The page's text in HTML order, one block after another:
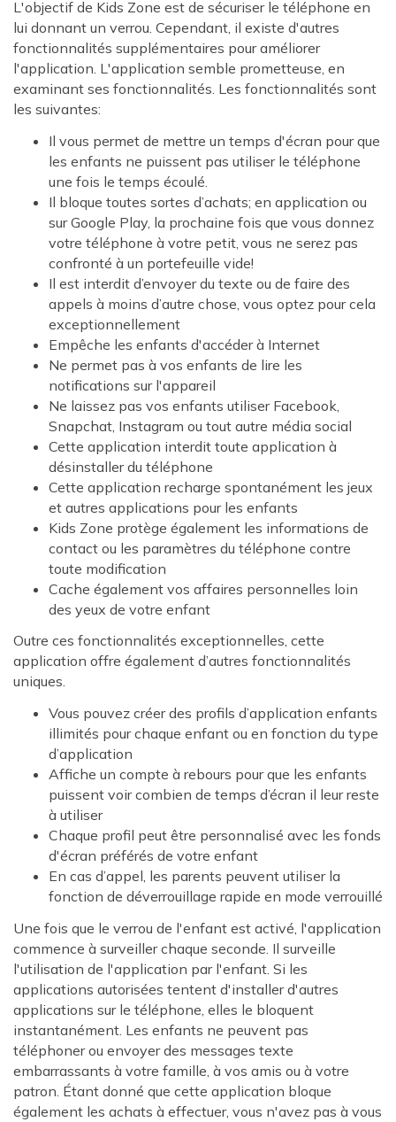
L'objectif de Kids Zone est de sécuriser le téléphone en
lui donnant un verrou. Cependant, il existe d'autres
fonctionnalités supplémentaires pour améliorer
l'application. L'application semble prometteuse, en
examinant ses fonctionnalités. Les fonctionnalités sont
les suivantes:
Il vous permet de mettre un temps d'écran pour que
les enfants ne puissent pas utiliser le téléphone
une fois le temps écoulé.
Il bloque toutes sortes d’achats; en application ou
sur Google Play, la prochaine fois que vous donnez
votre téléphone à votre petit, vous ne serez pas
confronté à un portefeuille vide!
Il est interdit d’envoyer du texte ou de faire des
appels à moins d’autre chose, vous optez pour cela
exceptionnellement
Empêche les enfants d'accéder à Internet
Ne permet pas à vos enfants de lire les
notifications sur l'appareil
Ne laissez pas vos enfants utiliser Facebook,
Snapchat, Instagram ou tout autre média social
Cette application interdit toute application à
désinstaller du téléphone
Cette application recharge spontanément les jeux
et autres applications pour les enfants
Kids Zone protège également les informations de
contact ou les paramètres du téléphone contre
toute modification
Cache également vos affaires personnelles loin
des yeux de votre enfant
Outre ces fonctionnalités exceptionnelles, cette
application offre également d’autres fonctionnalités
uniques.
Vous pouvez créer des profils d’application enfants
illimités pour chaque enfant ou en fonction du type
d’application
Affiche un compte à rebours pour que les enfants
puissent voir combien de temps d’écran il leur reste
à utiliser
Chaque profil peut être personnalisé avec les fonds
d'écran préférés de votre enfant
En cas d’appel, les parents peuvent utiliser la
fonction de déverrouillage rapide en mode verrouillé
Une fois que le verrou de l'enfant est activé, l'application
commence à surveiller chaque seconde. Il surveille
l'utilisation de l'application par l'enfant. Si les
applications autorisées tentent d'installer d'autres
applications sur le téléphone, elles le bloquent
instantanément. Les enfants ne peuvent pas
téléphoner ou envoyer des messages texte
embarrassants à votre famille, à vos amis ou à votre
patron. Étant donné que cette application bloque
également les achats à effectuer, vous n'avez pas à vous